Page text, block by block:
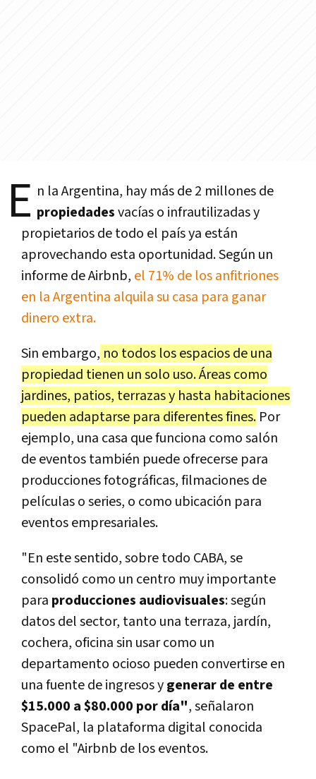
E n la Argentina, hay más de 2 millones de
propiedadesvacías o infrautilizadas y
propietarios de todo el país ya están
aprovechando esta oportunidad. Según un
informe de Airbnb, el 71% de los anfitriones
en la Argentina alquila su casa para ganar
dinero extra.
Sin embargo, no todos los espacios de una
propiedad tienen un solo uso. Áreas como
jardines, patios, terrazas y hasta habitaciones
pueden adaptarse para diferentes fines. Por
ejemplo, una casa que funciona como salón
de eventos también puede ofrecerse para
producciones fotográficas, filmaciones de
películas o series, o como ubicación para
eventos empresariales.
"En este sentido, sobre todo CABA, se
consolidó como un centro muy importante
para producciones audiovisuales: según
datos del sector, tanto una terraza, jardín,
cochera, oficina sin usar como un
departamento ocioso pueden convertirse en
una fuente de ingresos ygenerar de entre
$15.000 a $80.000 por día", señalaron
SpacePal, la plataforma digital conocida
como el "Airbnb de los eventos.